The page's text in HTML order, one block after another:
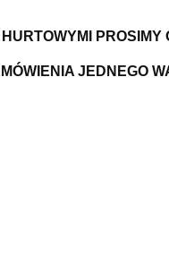
PROSIMY
JEDNEGO